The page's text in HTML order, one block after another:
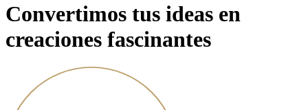
Convertimos tus ideas en
creaciones fascinantes